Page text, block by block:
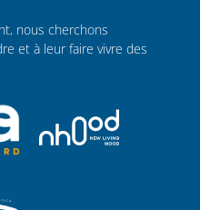
nous cherchons
et à leur faire vivre des